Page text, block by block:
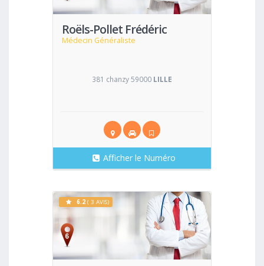
Roëls-Pollet Frédéric
Médecin Généraliste
381 chanzy 59000 LILLE
Afficher le Numéro
Voir
6.2 ( 3 AVIS)